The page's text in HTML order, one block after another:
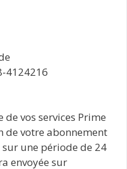
4124216
de vos services Prime
de votre abonnement
sur une période de 24
envoyée sur